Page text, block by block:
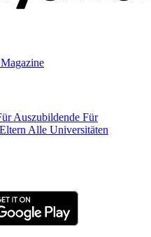
Magazine
Auszubildende Für
Alle Universitäten